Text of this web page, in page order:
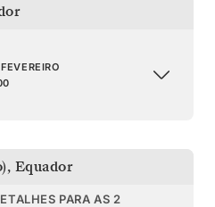
, Equador
PARA AS 2